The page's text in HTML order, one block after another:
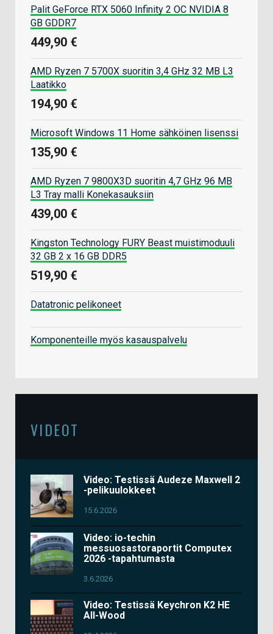
Palit GeForce RTX 5060 Infinity 2 OC NVIDIA 8
GB GDDR7
449,90 €
AMD Ryzen 7 5700X suoritin 3,4 GHz 32 MB L3
Laatikko
194,90 €
Microsoft Windows 11 Home sähköinen lisenssi
135,90 €
AMD Ryzen 7 9800X3D suoritin 4,7 GHz 96 MB
L3 Tray malli Konekasauksiin
439,00 €
Kingston Technology FURY Beast muistimoduuli
32 GB 2 x 16 GB DDR5
519,90 €
Datatronic pelikoneet
Komponenteille myös kasauspalvelu
VIDEOT
Video: Testissä Audeze Maxwell 2
-pelikuulokkeet
15.6.2026
Video: io-techin
messuosastoraportit Computex
2026 -tapahtumasta
3.6.2026
Video: Testissä Keychron K2 HE
All-Wood